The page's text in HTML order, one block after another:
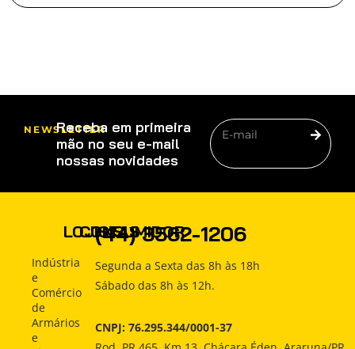
NEWSLETTER
Receba em primeira
mão no seu e-mail
nossas novidades
Indústria
e
Comércio
de
Armários
e
LOJISTAS
Produtos
Como
Indústria
CONSUMIDOR
Produtos
Como
Indústria
PRODUTOS
COMO
COMPRAR
ATENDIMENTO
(44) 3562-1206
Segunda a Sexta das 8h às 18h
Sábado das 8h às 12h.
CNPJ: 76.295.344/0001-37